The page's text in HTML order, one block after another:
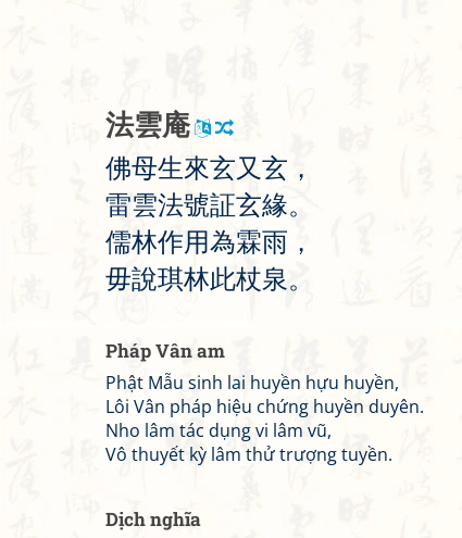
法雲庵
佛母生來玄又玄 ，
雷雲法號証玄緣。
儒林作用為霖雨 ，
毋說琪林此杖泉。
Pháp Vân am
Phật Mẫu sinh lai huyền hựu huyền,
Lôi Vân pháp hiệu chứng huyền duyên.
Nho lâm tác dụng vi lâm vũ,
Vô thuyết kỳ lâm thử trượng tuyền.
Dịch nghĩa